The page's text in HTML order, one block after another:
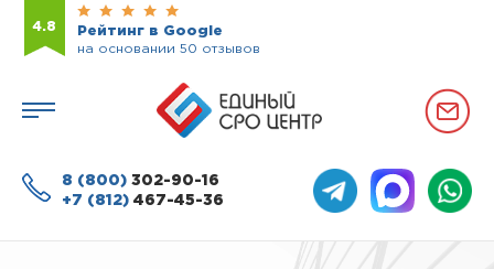
4.8
Рейтинг в Google
на основании 50 отзывов
8 (800) 302-90-16
+7 (812) 467-45-36